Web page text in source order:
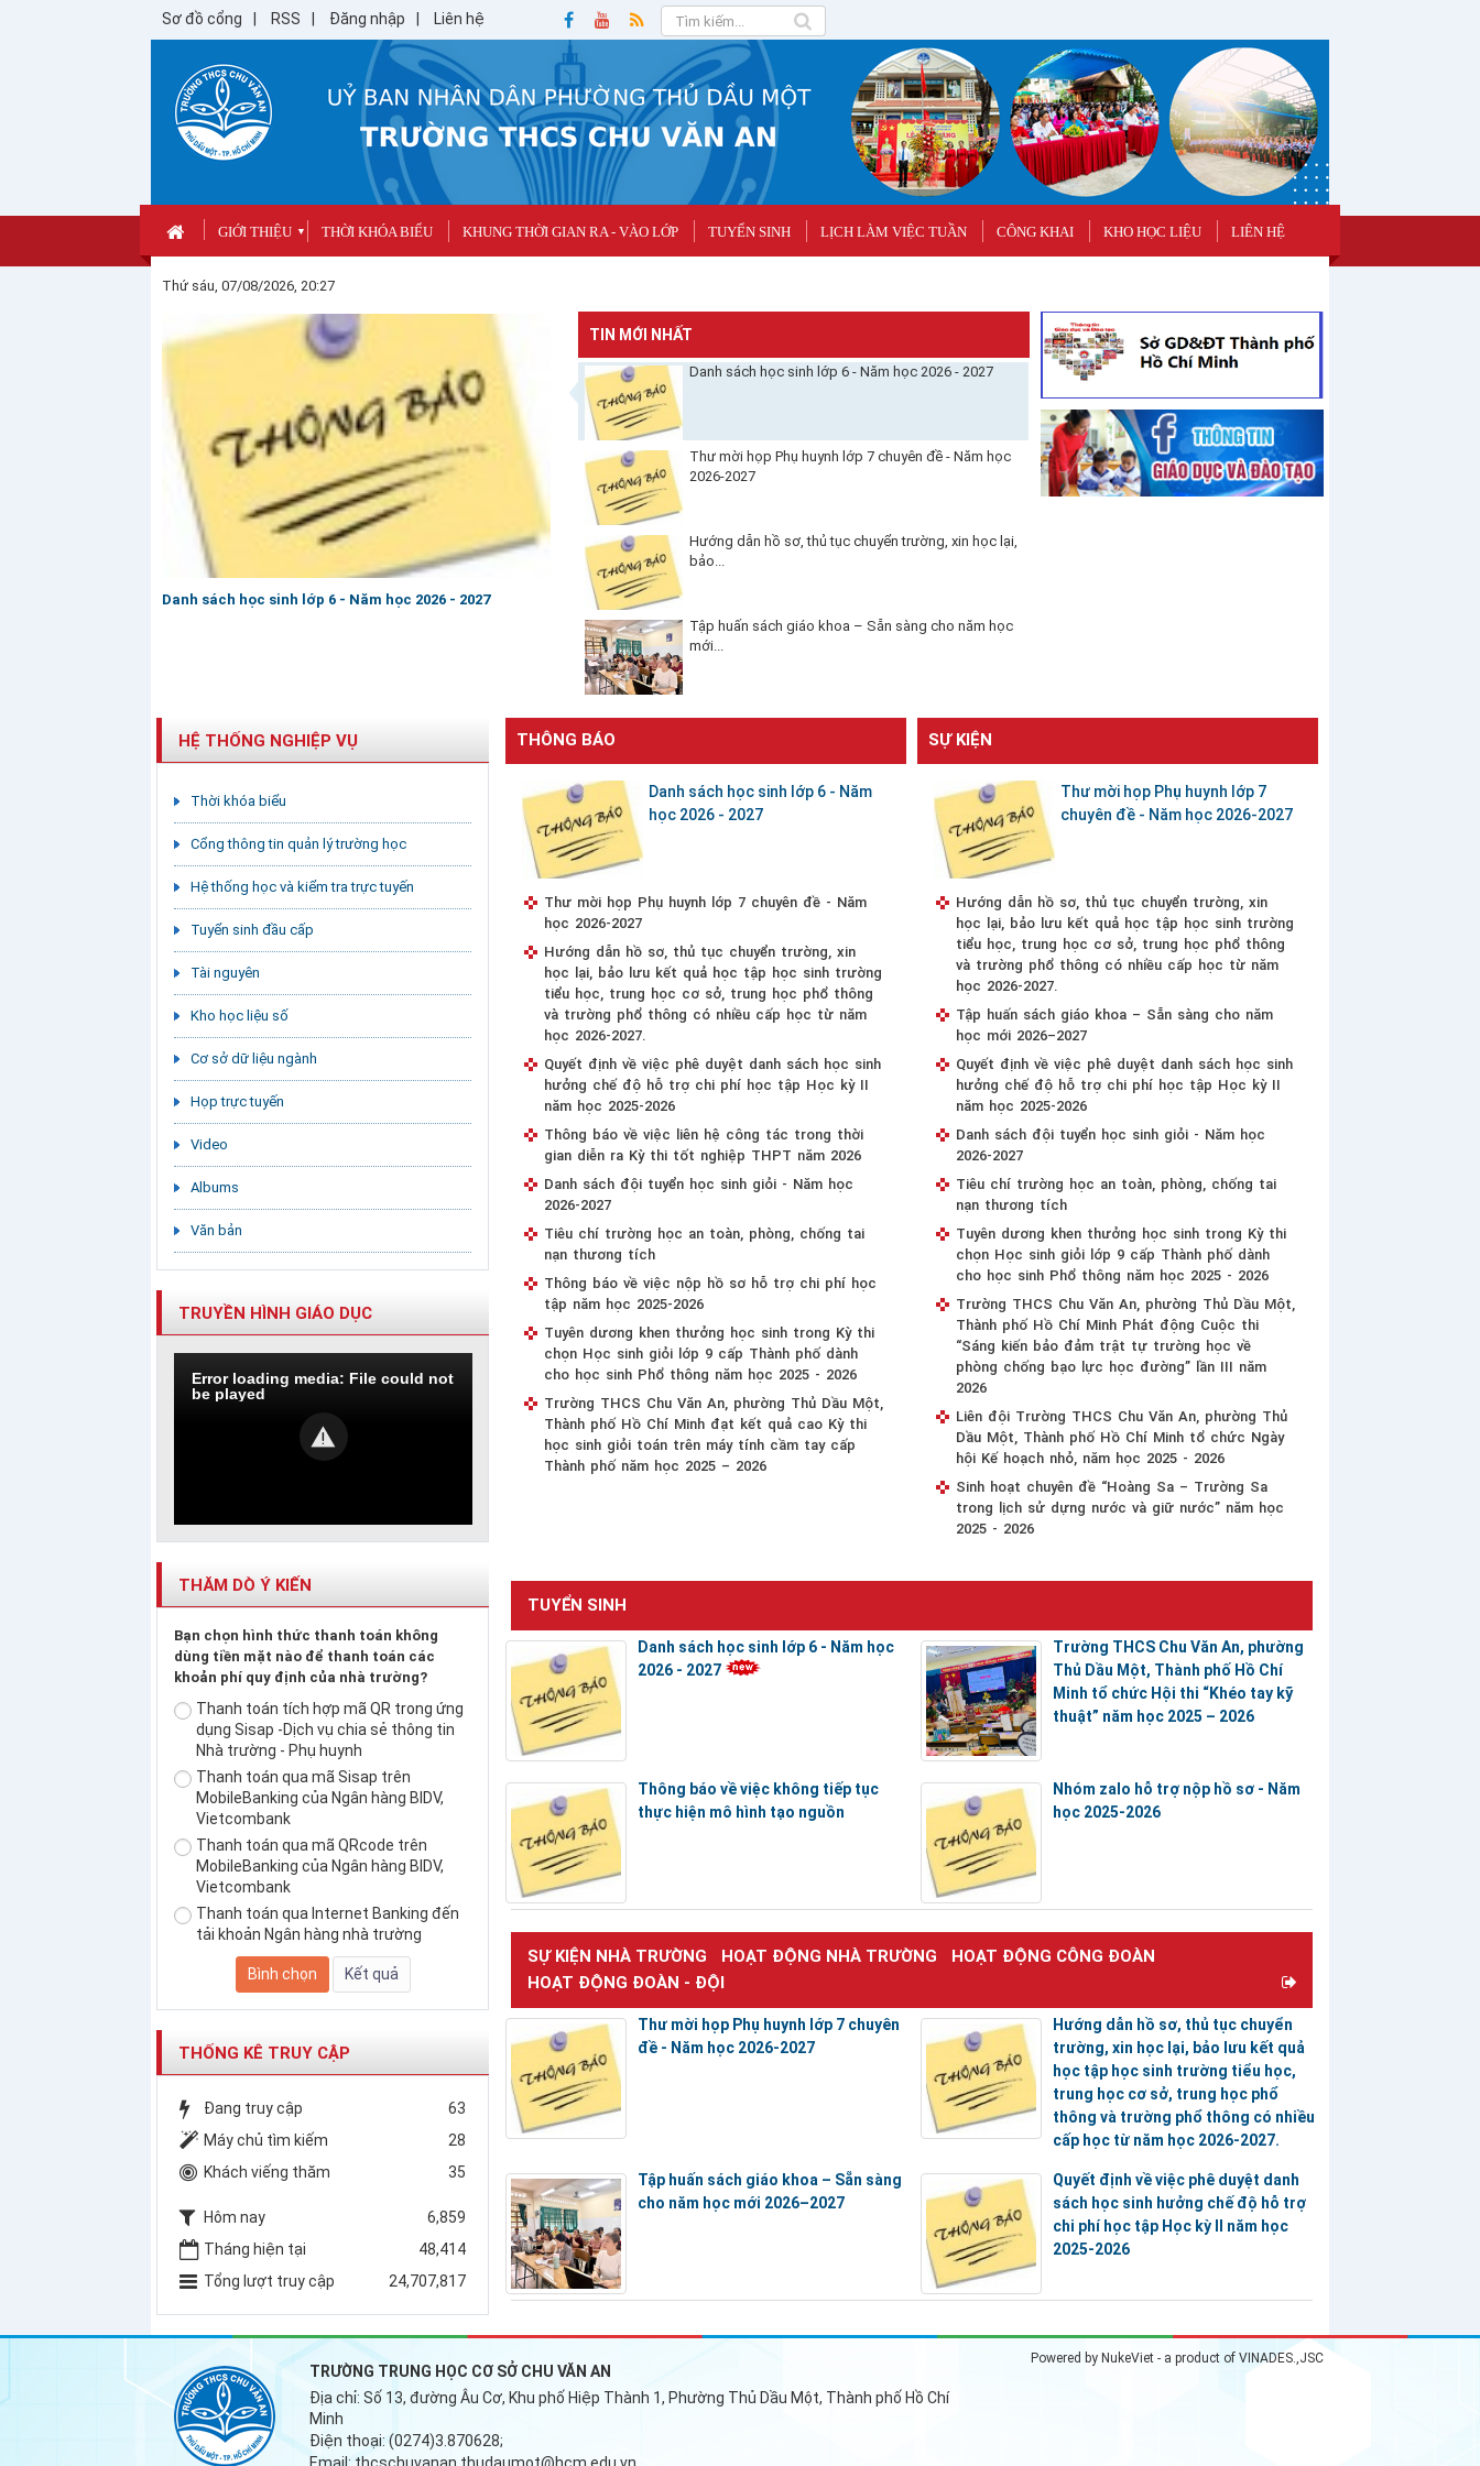
Sơ đồ cổng RSS Đăng nhập Liên hệ
GIỚI THIỆU ▼ THỜI KHÓA BIỂU KHUNG THỜI GIAN RA - VÀO LỚP TUYỂN SINH LỊCH LÀM VIỆC TUẦN CÔNG KHAI KHO HỌC LIỆU LIÊN HỆ
Thứ sáu, 07/08/2026, 20:27
Danh sách học sinh lớp 6 - Năm học 2026 - 2027
TIN MỚI NHẤT
Danh sách học sinh lớp 6 - Năm học 2026 - 2027
Thư mời họp Phụ huynh lớp 7 chuyên đề - Năm học
2026-2027
Hướng dẫn hồ sơ, thủ tục chuyển trường, xin học lại,
bảo...
Tập huấn sách giáo khoa – Sẵn sàng cho năm học
mới...
THÔNG BÁO
Danh sách học sinh lớp 6 - Năm
học 2026 - 2027
Thư mời họp Phụ huynh lớp 7 chuyên đề - Năm
học 2026-2027
Hướng dẫn hồ sơ, thủ tục chuyển trường, xin
học lại, bảo lưu kết quả học tập học sinh trường
tiểu học, trung học cơ sở, trung học phổ thông
và trường phổ thông có nhiều cấp học từ năm
học 2026-2027.
Quyết định về việc phê duyệt danh sách học sinh
hưởng chế độ hỗ trợ chi phí học tập Học kỳ II
năm học 2025-2026
Thông báo về việc liên hệ công tác trong thời
gian diễn ra Kỳ thi tốt nghiệp THPT năm 2026
Danh sách đội tuyển học sinh giỏi - Năm học
2026-2027
Tiêu chí trường học an toàn, phòng, chống tai
nạn thương tích
Thông báo về việc nộp hồ sơ hỗ trợ chi phí học
tập năm học 2025-2026
Tuyên dương khen thưởng học sinh trong Kỳ thi
chọn Học sinh giỏi lớp 9 cấp Thành phố dành
cho học sinh Phổ thông năm học 2025 - 2026
Trường THCS Chu Văn An, phường Thủ Dầu Một,
Thành phố Hồ Chí Minh đạt kết quả cao Kỳ thi
học sinh giỏi toán trên máy tính cầm tay cấp
Thành phố năm học 2025 – 2026
SỰ KIỆN
Thư mời họp Phụ huynh lớp 7
chuyên đề - Năm học 2026-2027
Hướng dẫn hồ sơ, thủ tục chuyển trường, xin
học lại, bảo lưu kết quả học tập học sinh trường
tiểu học, trung học cơ sở, trung học phổ thông
và trường phổ thông có nhiều cấp học từ năm
học 2026-2027.
Tập huấn sách giáo khoa – Sẵn sàng cho năm
học mới 2026–2027
Quyết định về việc phê duyệt danh sách học sinh
hưởng chế độ hỗ trợ chi phí học tập Học kỳ II
năm học 2025-2026
Danh sách đội tuyển học sinh giỏi - Năm học
2026-2027
Tiêu chí trường học an toàn, phòng, chống tai
nạn thương tích
Tuyên dương khen thưởng học sinh trong Kỳ thi
chọn Học sinh giỏi lớp 9 cấp Thành phố dành
cho học sinh Phổ thông năm học 2025 - 2026
Trường THCS Chu Văn An, phường Thủ Dầu Một,
Thành phố Hồ Chí Minh Phát động Cuộc thi
“Sáng kiến bảo đảm trật tự trường học về
phòng chống bạo lực học đường” lần III năm
2026
Liên đội Trường THCS Chu Văn An, phường Thủ
Dầu Một, Thành phố Hồ Chí Minh tổ chức Ngày
hội Kế hoạch nhỏ, năm học 2025 - 2026
Sinh hoạt chuyên đề “Hoàng Sa – Trường Sa
trong lịch sử dựng nước và giữ nước” năm học
2025 - 2026
TUYỂN SINH
Danh sách học sinh lớp 6 - Năm học
2026 - 2027
Trường THCS Chu Văn An, phường
Thủ Dầu Một, Thành phố Hồ Chí
Minh tổ chức Hội thi “Khéo tay kỹ
thuật” năm học 2025 – 2026
Thông báo về việc không tiếp tục
thực hiện mô hình tạo nguồn
Nhóm zalo hỗ trợ nộp hồ sơ - Năm
học 2025-2026
SỰ KIỆN NHÀ TRƯỜNG HOẠT ĐỘNG NHÀ TRƯỜNG
HOẠT ĐỘNG CÔNG ĐOÀN
HOẠT ĐỘNG ĐOÀN - ĐỘI
Thư mời họp Phụ huynh lớp 7 chuyên
đề - Năm học 2026-2027
Hướng dẫn hồ sơ, thủ tục chuyển
trường, xin học lại, bảo lưu kết quả
học tập học sinh trường tiểu học,
trung học cơ sở, trung học phổ
thông và trường phổ thông có nhiều
cấp học từ năm học 2026-2027.
Tập huấn sách giáo khoa – Sẵn sàng
cho năm học mới 2026–2027
Quyết định về việc phê duyệt danh
sách học sinh hưởng chế độ hỗ trợ
chi phí học tập Học kỳ II năm học
2025-2026
HỆ THỐNG NGHIỆP VỤ
Thời khóa biểu
Cổng thông tin quản lý trường học
Hệ thống học và kiểm tra trực tuyến
Tuyển sinh đầu cấp
Tài nguyên
Kho học liệu số
Cơ sở dữ liệu ngành
Họp trực tuyến
Video
Albums
Văn bản
TRUYỀN HÌNH GIÁO DỤC
Error loading media: File could not
be played
THĂM DÒ Ý KIẾN
Bạn chọn hình thức thanh toán không
dùng tiền mặt nào để thanh toán các
khoản phí quy định của nhà trường?
Thanh toán tích hợp mã QR trong ứng
dụng Sisap -Dịch vụ chia sẻ thông tin
Nhà trường - Phụ huynh
Thanh toán qua mã Sisap trên
MobileBanking của Ngân hàng BIDV,
Vietcombank
Thanh toán qua mã QRcode trên
MobileBanking của Ngân hàng BIDV,
Vietcombank
Thanh toán qua Internet Banking đến
tải khoản Ngân hàng nhà trường
THỐNG KÊ TRUY CẬP
Đang truy cập
63
Máy chủ tìm kiếm
28
Khách viếng thăm
35
Hôm nay
6,859
Tháng hiện tại
48,414
Tổng lượt truy cập
24,707,817
TRƯỜNG TRUNG HỌC CƠ SỞ CHU VĂN AN
Địa chỉ: Số 13, đường Âu Cơ, Khu phố Hiệp Thành 1, Phường Thủ Dầu Một, Thành phố Hồ Chí
Minh
Điện thoại: (0274)3.870628;
Email: thcschuvanan.thudaumot@hcm.edu.vn
Powered by NukeViet- a product of VINADES.,JSC